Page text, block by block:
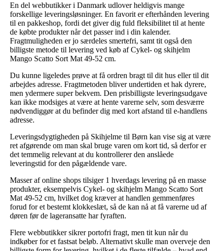
En del webbutikker i Danmark udlover heldigvis mange
forskellige leveringsløsninger. En favorit er efterhånden levering
til en pakkeshop, fordi det giver dig fuld fleksibilitet til at hente
de købte produkter når det passer ind i din kalender.
Fragtmuligheden er jo særdeles smertefri, samt tit også den
billigste metode til levering ved køb af Cykel- og skihjelm
Mango Scatto Sort Mat 49-52 cm.
Du kunne ligeledes prøve at få ordren bragt til dit hus eller til dit
arbejdes adresse. Fragtmetoden bliver undertiden et hak dyrere,
men ydermere super bekvem. Den prisbilligste leveringsudgave
kan ikke modsiges at være at hente varerne selv, som desværre
nødvendiggør at du befinder dig med kort afstand til e-handlens
adresse.
Leveringsdygtigheden på Skihjelme til Børn kan vise sig at være
ret afgørende om man skal bruge varen om kort tid, så derfor er
det temmelig relevant at du kontrollerer den anslåede
leveringstid for den pågældende vare.
Masser af online shops tilsiger 1 hverdags levering på en masse
produkter, eksempelvis Cykel- og skihjelm Mango Scatto Sort
Mat 49-52 cm, hvilket dog kræver at handlen gemmenføres
forud for et bestemt klokkeslæt, så de kan nå at få varerne ud af
døren før de lageransatte har fyraften.
Flere webbutikker sikrer portofri fragt, men tit kun når du
indkøber for et fastsat beløb. Alternativt skulle man overveje den